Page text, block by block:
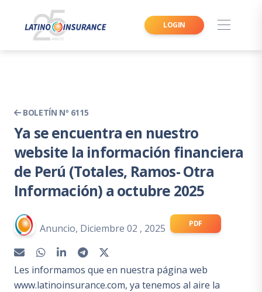
LOGIN
BOLETÍN Nº 6115
Ya se encuentra en nuestro
website la información financiera
de Perú (Totales, Ramos- Otra
Información) a octubre 2025
Anuncio, Diciembre 02 , 2025 PDF
Les informamos que en nuestra página web
www.latinoinsurance.com, ya tenemos al aire la